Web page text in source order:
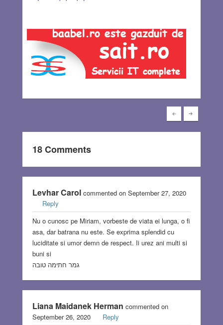
18 Comments
Levhar Carol commented on September 27, 2020
Reply
Nu o cunosc pe Miriam, vorbeste de viata ei lunga, o fi
asa, dar batrana nu este. Se exprima splendid cu
luciditate si umor demn de respect. Ii urez ani multi si
buni si
גמר חתימה טובה
Liana Maidanek Herman commented on
September 26, 2020
Reply